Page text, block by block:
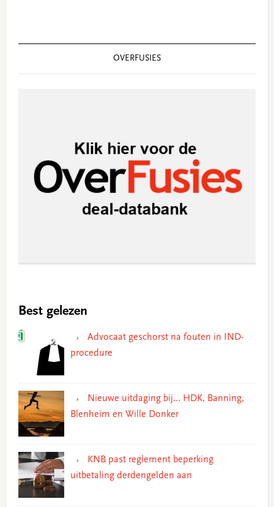
OVERFUSIES
Best gelezen
Advocaat geschorst na fouten in IND-
procedure
Nieuwe uitdaging bij… HDK, Banning,
Blenheim en Wille Donker
KNB past reglement beperking
uitbetaling derdengelden aan